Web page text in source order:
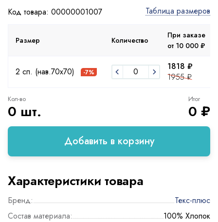
Код товара: 00000001007 Таблица размеров
Размер Количество
При заказе
от 10 000 ₽
2 сп. (нав.70х70) -7%
1818 ₽
1955 ₽
Кол-во
0 шт.
Итог
0 ₽
Добавить в корзину
Характеристики товара
Бренд:
Текс-плюс
Состав материала:
100% Хлопок